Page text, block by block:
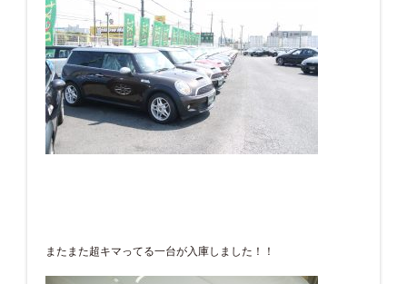
またまた超キマってる一台が入庫しました！！